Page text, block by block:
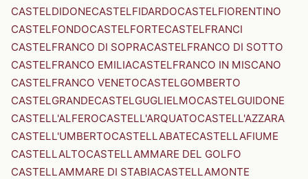
CASTELDIDONECASTELFIDARDOCASTELFIORENTINO
CASTELFONDOCASTELFORTECASTELFRANCI
CASTELFRANCO DI SOPRACASTELFRANCO DI SOTTO
CASTELFRANCO EMILIACASTELFRANCO IN MISCANO
CASTELFRANCO VENETOCASTELGOMBERTO
CASTELGRANDECASTELGUGLIELMOCASTELGUIDONE
CASTELL'ALFEROCASTELL'ARQUATOCASTELL'AZZARA
CASTELL'UMBERTOCASTELLABATECASTELLAFIUME
CASTELLALTOCASTELLAMMARE DEL GOLFO
CASTELLAMMARE DI STABIACASTELLAMONTE